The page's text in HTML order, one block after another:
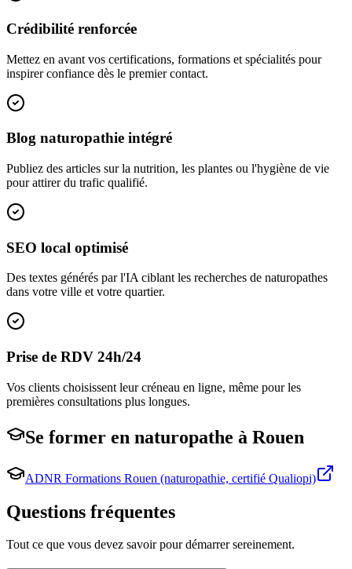
Crédibilité renforcée
Mettez en avant vos certifications, formations et spécialités pour
inspirer confiance dès le premier contact.
Blog naturopathie intégré
Publiez des articles sur la nutrition, les plantes ou l'hygiène de vie
pour attirer du trafic qualifié.
SEO local optimisé
Des textes générés par l'IA ciblant les recherches de naturopathes
dans votre ville et votre quartier.
Prise de RDV 24h/24
Vos clients choisissent leur créneau en ligne, même pour les
premières consultations plus longues.
Se former en naturopathe à Rouen
ADNR Formations Rouen (naturopathie, certifié Qualiopi)
Questions fréquentes
Tout ce que vous devez savoir pour démarrer sereinement.